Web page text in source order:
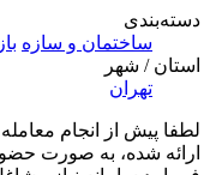
دسته‌بندی
ساختمان و سازه
استان / شهر
تهران
لطفا پیش از انجام
ارائه شده، به صورت